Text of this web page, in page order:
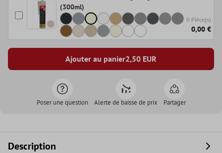
(300ml)
0 Pièce(s)
0,00 €
Ajouter au panier2,50 EUR
Poser une question Alerte de baisse de prix Partager
Description